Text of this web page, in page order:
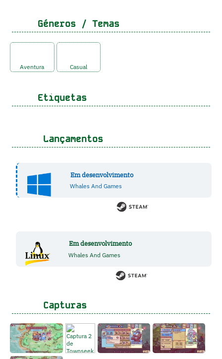
Géneros / Temas
Aventura Casual
Etiquetas
Lançamentos
Em desenvolvimento
Whales And Games
Em desenvolvimento
Whales And Games
Capturas